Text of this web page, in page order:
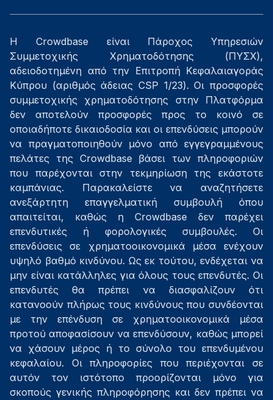
Η Crowdbase είναι Πάροχος Υπηρεσιών
Συμμετοχικής Χρηματοδότησης (ΠΥΣΧ),
αδειοδοτημένη από την Επιτροπή Κεφαλαιαγοράς
Κύπρου (αριθμός άδειας CSP 1/23). Οι προσφορές
συμμετοχικής χρηματοδότησης στην Πλατφόρμα
δεν αποτελούν προσφορές προς το κοινό σε
οποιαδήποτε δικαιοδοσία και οι επενδύσεις μπορούν
να πραγματοποιηθούν μόνο από εγγεγραμμένους
πελάτες της Crowdbase βάσει των πληροφοριών
που παρέχονται στην τεκμηρίωση της εκάστοτε
καμπάνιας. Παρακαλείστε να αναζητήσετε
ανεξάρτητη επαγγελματική συμβουλή όπου
απαιτείται, καθώς η Crowdbase δεν παρέχει
επενδυτικές ή φορολογικές συμβουλές. Οι
επενδύσεις σε χρηματοοικονομικά μέσα ενέχουν
υψηλό βαθμό κινδύνου. Ως εκ τούτου, ενδέχεται να
μην είναι κατάλληλες για όλους τους επενδυτές. Οι
επενδυτές θα πρέπει να διασφαλίζουν ότι
κατανοούν πλήρως τους κινδύνους που συνδέονται
με την επένδυση σε χρηματοοικονομικά μέσα
προτού αποφασίσουν να επενδύσουν, καθώς μπορεί
να χάσουν μέρος ή το σύνολο του επενδυμένου
κεφαλαίου. Οι πληροφορίες που περιέχονται σε
αυτόν τον ιστότοπο προορίζονται μόνο για
σκοπούς γενικής πληροφόρησης και δεν πρέπει να